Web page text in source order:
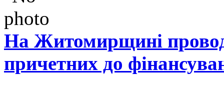
На Житомирщині
причетних до